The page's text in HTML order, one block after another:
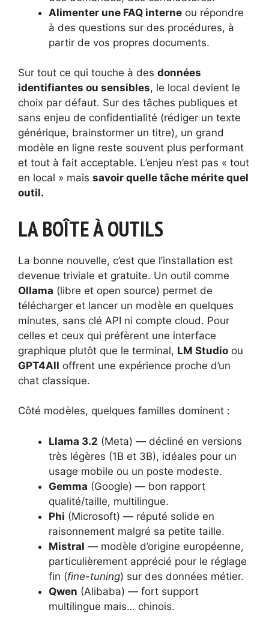
Alimenter une FAQ interne ou répondre
à des questions sur des procédures, à
partir de vos propres documents.
Sur tout ce qui touche à des données
identifiantes ou sensibles, le local devient le
choix par défaut. Sur des tâches publiques et
sans enjeu de confidentialité (rédiger un texte
générique, brainstormer un titre), un grand
modèle en ligne reste souvent plus performant
et tout à fait acceptable. L’enjeu n’est pas « tout
en local » mais savoir quelle tâche mérite quel
outil.
LA BOÎTE À OUTILS
La bonne nouvelle, c’est que l’installation est
devenue triviale et gratuite. Un outil comme
Ollama (libre et open source) permet de
télécharger et lancer un modèle en quelques
minutes, sans clé API ni compte cloud. Pour
celles et ceux qui préfèrent une interface
graphique plutôt que le terminal, LM Studio ou
GPT4All offrent une expérience proche d’un
chat classique.
Côté modèles, quelques familles dominent :
Llama 3.2 (Meta) — décliné en versions
très légères (1B et 3B), idéales pour un
usage mobile ou un poste modeste.
Gemma (Google) — bon rapport
qualité/taille, multilingue.
Phi (Microsoft) — réputé solide en
raisonnement malgré sa petite taille.
Mistral — modèle d’origine européenne,
particulièrement apprécié pour le réglage
fin (fine-tuning) sur des données métier.
Qwen (Alibaba) — fort support
multilingue mais… chinois.